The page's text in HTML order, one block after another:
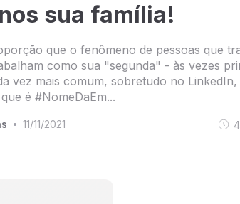
sua família!
que o fenômeno de pessoas que
como sua "segunda" - às vezes
vez mais comum, sobretudo no LinkedIn,
é #NomeDaEm...
• 11/11/2021 4